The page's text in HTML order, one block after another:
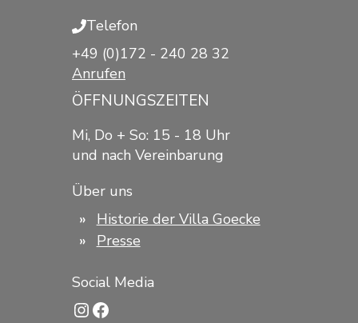
Telefon
+49 (0)172 - 240 28 32
Anrufen
ÖFFNUNGSZEITEN
Mi, Do + So: 15 - 18 Uhr
und nach Vereinbarung
Über uns
Historie der Villa Goecke
Presse
Social Media
Instagram
Facebook